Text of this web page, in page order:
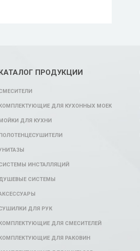
ПРОДУКЦИИ
ДЛЯ КУХОННЫХ МОЕК
ДЛЯ КУХНИ
ИНСТАЛЛЯЦИЙ
СИСТЕМЫ
ДЛЯ РУК
ДЛЯ СМЕСИТЕЛЕЙ
ДЛЯ РАКОВИН